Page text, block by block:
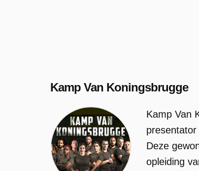
Kamp Van Koningsbrugge
Kamp Van
Deze
opleiding